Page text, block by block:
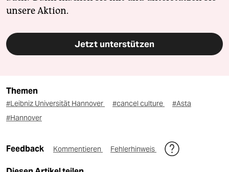
unsere Aktion.
Jetzt unterstützen
Themen
#Leibniz Universität Hannover #cancel culture
#Asta
#Hannover
Feedback Kommentieren Fehlerhinweis